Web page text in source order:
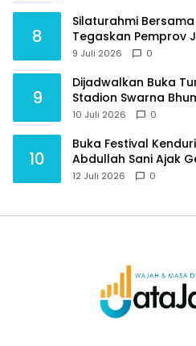
8
Silaturahmi Bersama
Tegaskan Pemprov
Purnawirawan
9 Juli 2026 0
9
Dijadwalkan Buka
Stadion Swarna
Berlaga Lawan Tim
10 Juli 2026 0
10
Buka Festival
Abdullah Sani Ajak
Budaya dan Jauhi
12 Juli 2026 0